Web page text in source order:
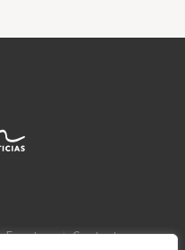
Eventos
Contacto